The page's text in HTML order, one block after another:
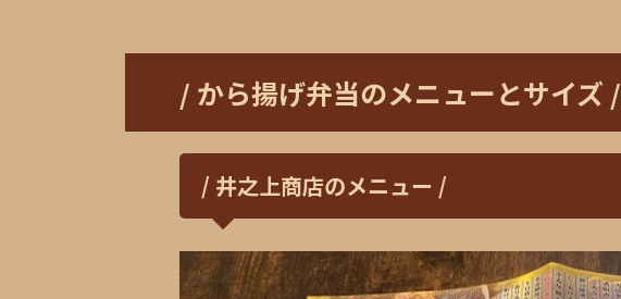
/ から揚げ弁当のメニューとサイズ /
/ 井之上商店のメニュー /